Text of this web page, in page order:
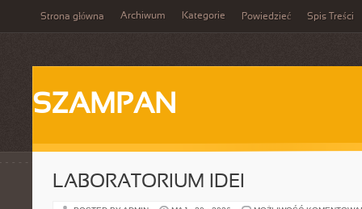
Strona główna Archiwum Kategorie Powiedzieć Spis Treści
SZAMPAN
LABORATORIUM IDEI